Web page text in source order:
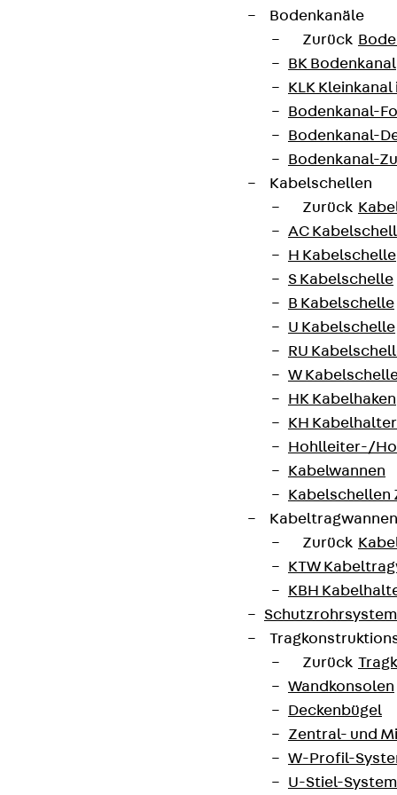
Bodenkanäle
Zurück
BK Bodenkanal
KLK
Bodenkanal-
Bodenkanal-
Bodenkanal-
Kabelschellen
Zurück
AC
H Kabelschelle
S Kabelschelle
B Kabelschelle
U Kabelschelle
RU
W
HK Kabelhaken
KH Kabelhalter
Hohlleiter-/
Kabelwannen
Kabelschellen
Zurück
KTW
KBH
Zurück
Wandkonsolen
Deckenbügel
Zentral- und
W-Profil-
U-Stiel-System